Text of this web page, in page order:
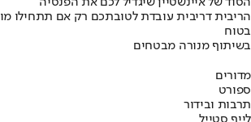
הריבית דריבית עובדת לטובתכם רק אם תתחילו
בטוח
בשיתוף מנורה מבטחים
מדורים
ספורט
תרבות ובידור